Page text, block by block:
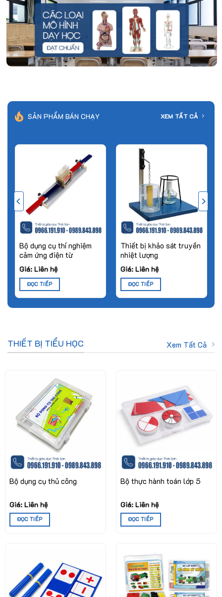
SẢN PHẨM BÁN CHẠY XEM TẤT CẢ
Bộ dụng cụ thí nghiệm
cảm ứng điện từ
Giá: Liên hệ
ĐỌC TIẾP
Thiết bị khảo sát truyền
nhiệt lượng
Giá: Liên hệ
ĐỌC TIẾP
THIẾT BỊ TIỂU HỌC Xem Tất Cả
Bộ dụng cụ thủ công
Giá: Liên hệ
ĐỌC TIẾP
Bộ thực hành toán lớp 5
Giá: Liên hệ
ĐỌC TIẾP